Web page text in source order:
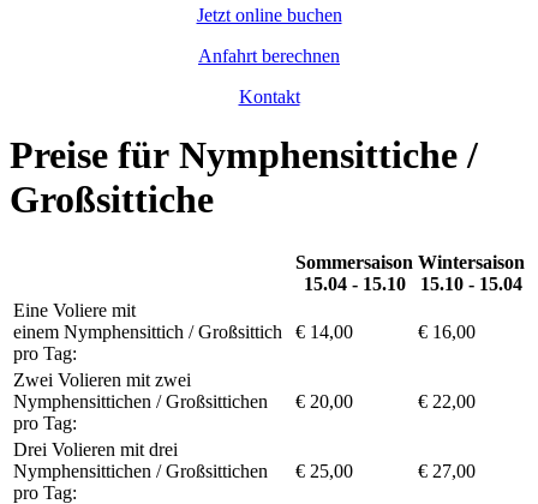
Jetzt online buchen
Anfahrt berechnen
Kontakt
Preise für Nymphensittiche /
Großsittiche
Sommersaison
15.04 - 15.10
Wintersaison
15.10 - 15.04
Eine Voliere mit
einem Nymphensittich / Großsittich
pro Tag:
€ 14,00 € 16,00
Zwei Volieren mit zwei
Nymphensittichen / Großsittichen
pro Tag:
€ 20,00 € 22,00
Drei Volieren mit drei
Nymphensittichen / Großsittichen
pro Tag:
€ 25,00 € 27,00